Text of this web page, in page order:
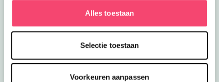
Alles toestaan
Selectie toestaan
Voorkeuren aanpassen
Kroon op de taart bij
Onze favoriete